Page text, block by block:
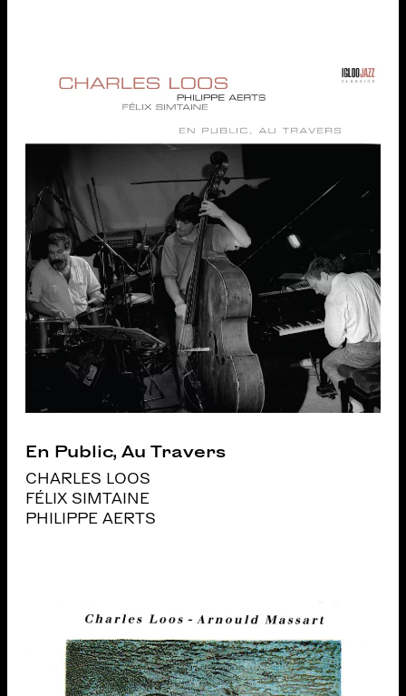
En Public, Au Travers
CHARLES LOOS
FÉLIX SIMTAINE
PHILIPPE AERTS